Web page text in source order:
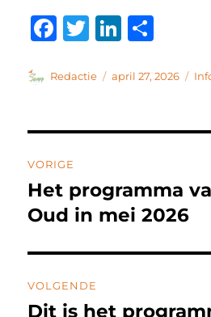
F
c
b
o
o
k
T
it
r
Li
k
d
n
e
Auteur
Redactie
Geplaatst
april 27, 2026
navigatie
VORIGE
Vorig
bericht:
Het programma
Oud in mei 2026
VOLGENDE
Volgend
Dit is het